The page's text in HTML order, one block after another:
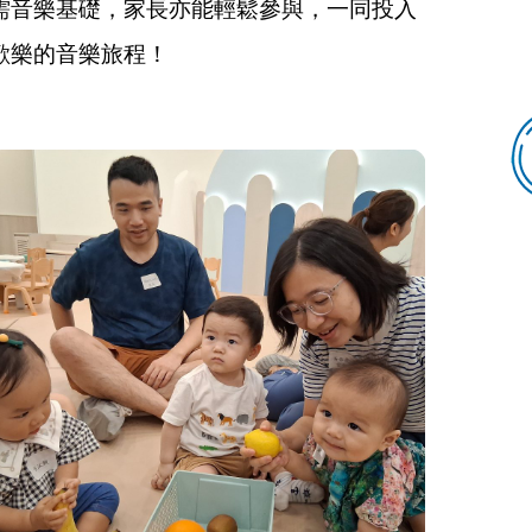
音樂基礎，家長亦能輕鬆參與，一同投入
樂的音樂旅程！